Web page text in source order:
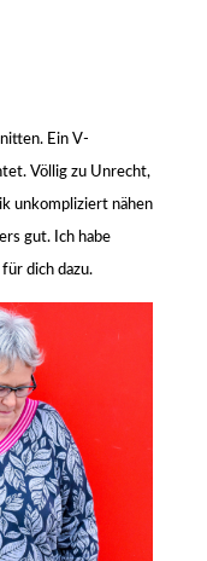
Ein V-
Völlig zu Unrecht,
unkompliziert nähen
gut. Ich habe
dich dazu.